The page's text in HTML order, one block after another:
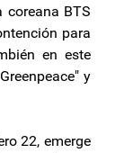
BTS
para
en este
y
22, emerge